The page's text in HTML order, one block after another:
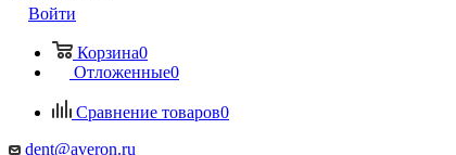
Войти
Корзина0
Отложенные0
Сравнение товаров0
dent@averon.ru